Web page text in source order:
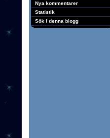
Nya kommentarer
Statistik
Sök i denna blogg